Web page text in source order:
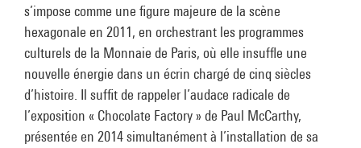
s’impose comme une figure majeure de la scène
hexagonale en 2011, en orchestrant les programmes
culturels de la Monnaie de Paris, où elle insuffle une
nouvelle énergie dans un écrin chargé de cinq siècles
d’histoire. Il suffit de rappeler l’audace radicale de
l’exposition « Chocolate Factory » de Paul McCarthy,
présentée en 2014 simultanément à l’installation de sa